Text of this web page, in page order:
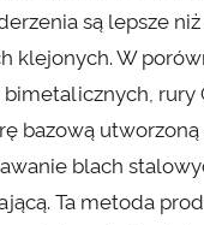
są lepsze
klejonych. W
rury
bazową utworzoną
blach
Ta metoda